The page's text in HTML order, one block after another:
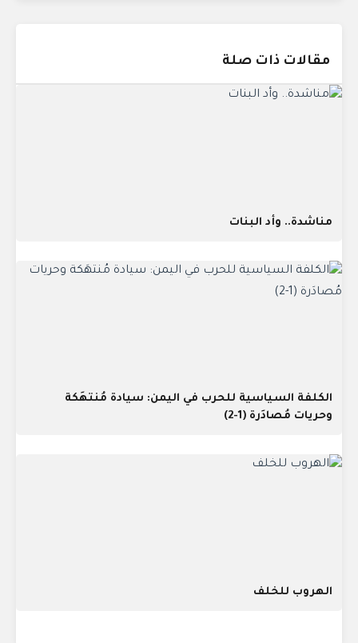
مقالات ذات صلة
مناشدة.. وأد البنات
الكلفة السياسية للحرب في اليمن: سيادة مُنتهَكة
وحريات مُصادَرة (1-2)
الهروب للخلف